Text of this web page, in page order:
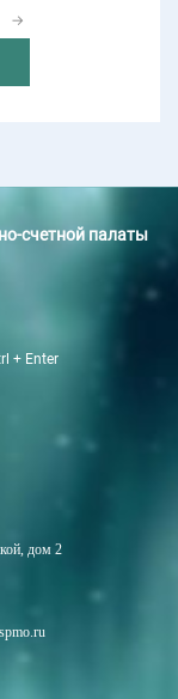
→
счетной палаты
+ Enter
дом 2